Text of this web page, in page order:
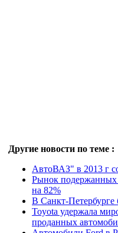
Другие новости по теме :
АвтоВАЗ" в 2013 г
Рынок подержанных
на 82%
В Санкт-Петербурге
Toyota удержала
проданных